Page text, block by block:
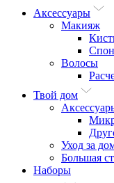
Аксессуары
Макияж
Волосы
Твой дом
Уход за
Большая
Наборы